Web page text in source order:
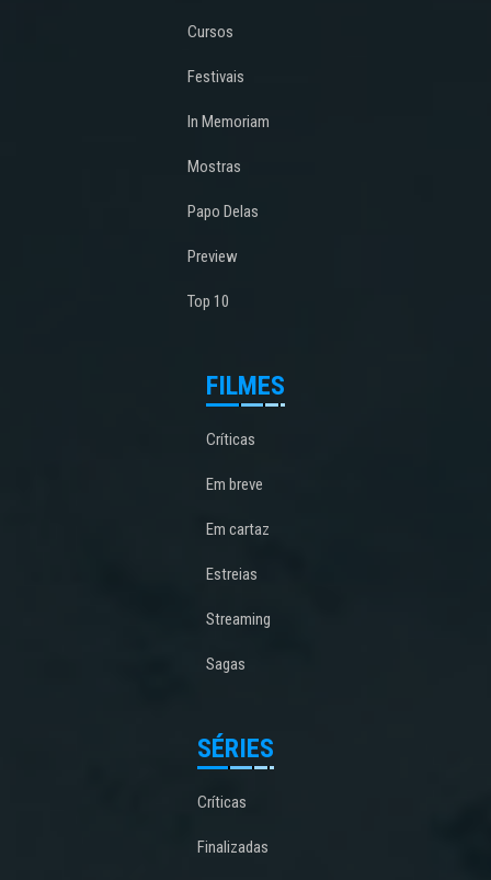
Cursos
Festivais
In Memoriam
Mostras
Papo Delas
Preview
Top 10
FILMES
Críticas
Em breve
Em cartaz
Estreias
Streaming
Sagas
SÉRIES
Críticas
Finalizadas